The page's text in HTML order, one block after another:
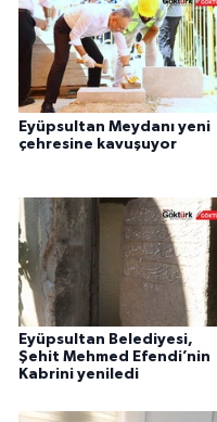
Eyüpsultan Meydanı yeni
çehresine kavuşuyor
Eyüpsultan Belediyesi,
Şehit Mehmed Efendi’nin
Kabrini yeniledi